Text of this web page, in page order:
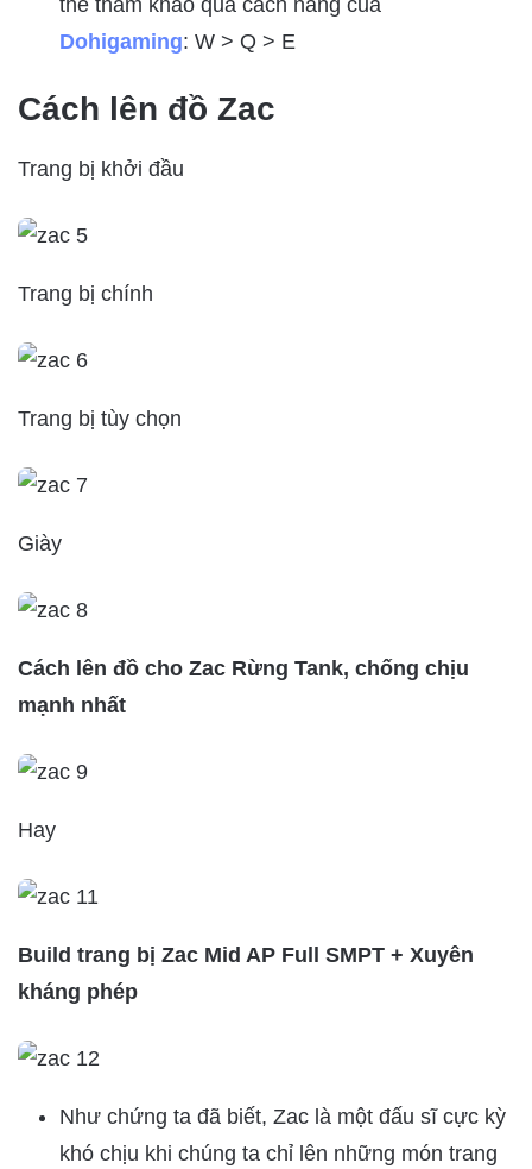
Dohigaming: W > Q > E
Cách lên đồ Zac
Trang bị khởi đầu
Trang bị chính
Trang bị tùy chọn
Giày
Cách lên đồ cho Zac Rừng Tank, chống chịu
mạnh nhất
Hay
Build trang bị Zac Mid AP Full SMPT + Xuyên
kháng phép
Như chứng ta đã biết, Zac là một đấu sĩ cực kỳ
khó chịu khi chúng ta chỉ lên những món trang